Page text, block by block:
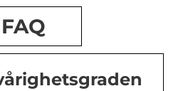
FAQ